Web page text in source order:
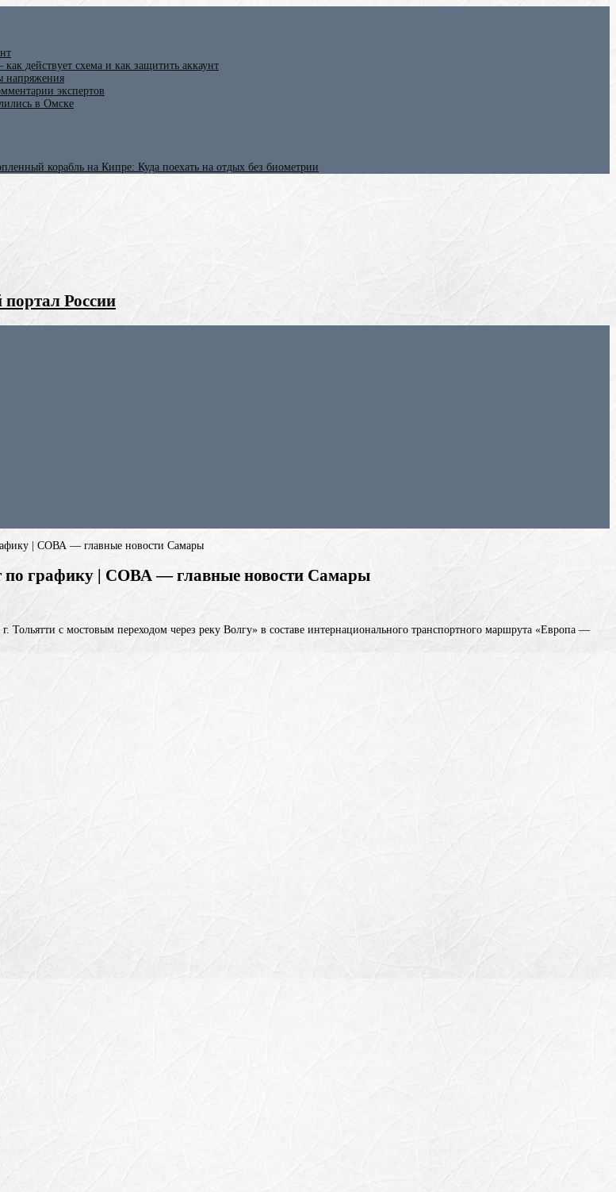
действует схема и как защитить аккаунт
напряжения
экспертов
в Омске
корабль на Кипре: Куда поехать на отдых без биометрии
России
| СОВА — главные новости Самары
по графику | СОВА — главные новости Самары
Тольятти с мостовым переходом через реку Волгу» в составе интернационального транспортного маршрута «Европа —